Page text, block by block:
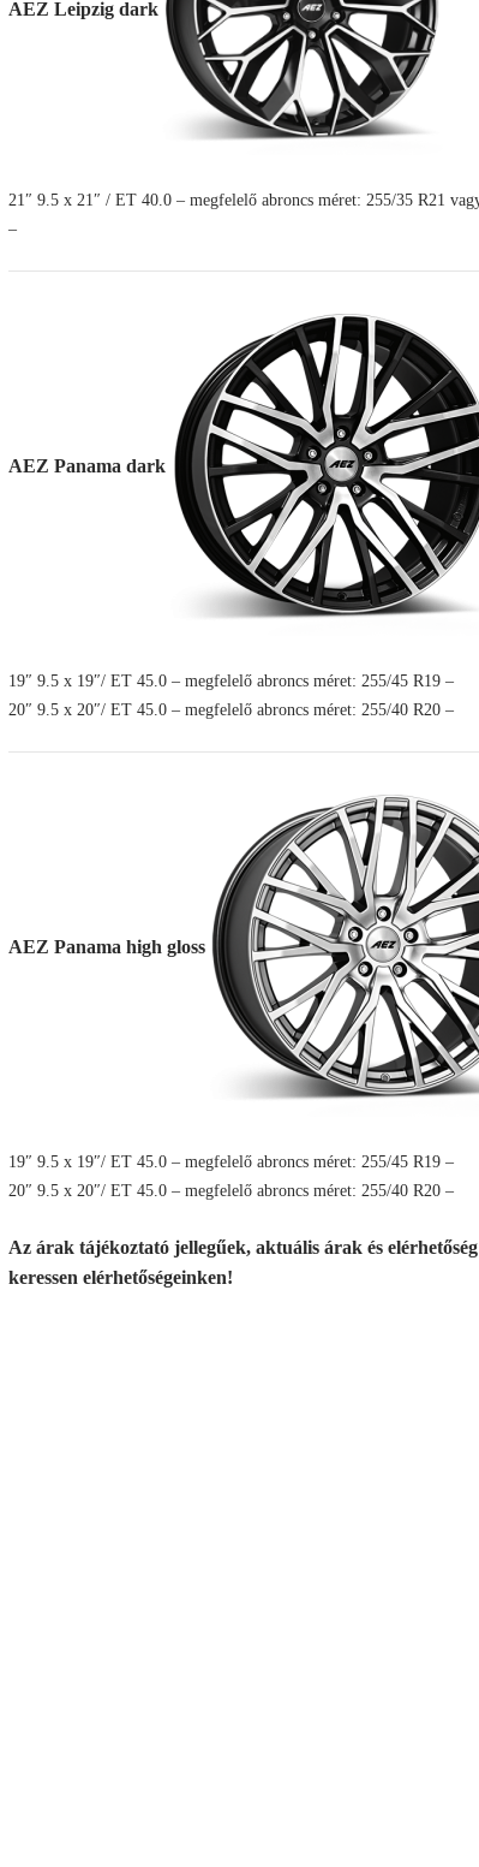
AEZ Leipzig dark
21″ 9.5 x 21″ / ET 40.0 – megfelelő abroncs méret: 255/35 R21
–
AEZ Panama dark
19″ 9.5 x 19″/ ET 45.0 – megfelelő abroncs méret: 255/45 R19 –
20″ 9.5 x 20″/ ET 45.0 – megfelelő abroncs méret: 255/40 R20 –
AEZ Panama high gloss
19″ 9.5 x 19″/ ET 45.0 – megfelelő abroncs méret: 255/45 R19 –
20″ 9.5 x 20″/ ET 45.0 – megfelelő abroncs méret: 255/40 R20 –
Az árak tájékoztató jellegűek, aktuális árak és
keressen elérhetőségeinken!